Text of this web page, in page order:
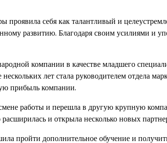
проявила себя как талантливый и
развитию. Благодаря своим усилиями и
компании в качестве младшего
лет стала руководителем отдела
прибыль компании.
работы и перешла в другую крупную
и открыла несколько новых
пройти дополнительное обучение и